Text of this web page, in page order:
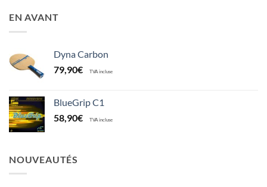
EN AVANT
Dyna Carbon
79,90€ TVA incluse
BlueGrip C1
58,90€ TVA incluse
NOUVEAUTÉS